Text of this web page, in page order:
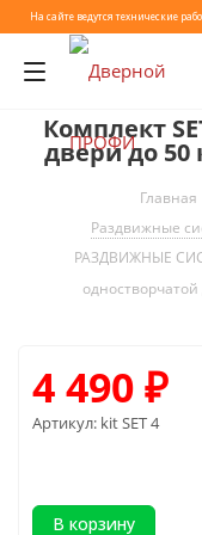
На сайте ведутся технические
Комплект
двери до 50
Главная
Раздвижные
РАЗДВИЖНЫЕ
4 490₽
Артикул: kit SET 4
В корзину